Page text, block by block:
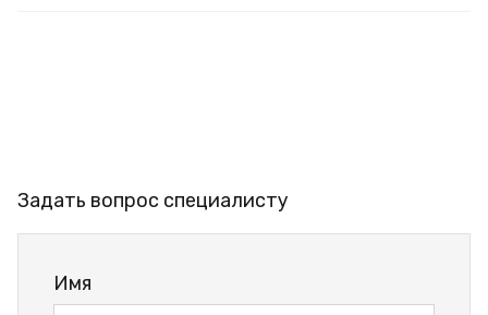
Задать вопрос специалисту
Имя